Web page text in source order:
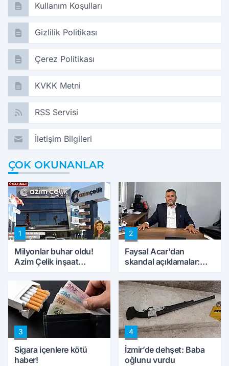
Kullanım Koşulları
Gizlilik Politikası
Çerez Politikası
KVKK Metni
RSS Servisi
İletişim Bilgileri
ÇOK OKUNANLAR
1
Milyonlar buhar oldu!
Azim Çelik inşaat
konuştu
2
Faysal Acar'dan
skandal açıklamalar:
peynircilerimizi de
kıskaca aldı, müdahale
ettik'
3
Sigara içenlere kötü
haber!
4
İzmir’de dehşet: Baba
oğlunu vurdu